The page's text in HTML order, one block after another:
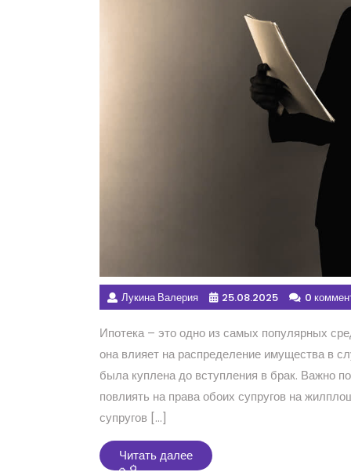
Лукина Валерия 25.08.2025 0
Ипотека – это одно из самых популярных
она влияет на распределение имущества в
была куплена до вступления в брак. Важно
повлиять на права обоих супругов на
супругов […]
Читать далееЧитать